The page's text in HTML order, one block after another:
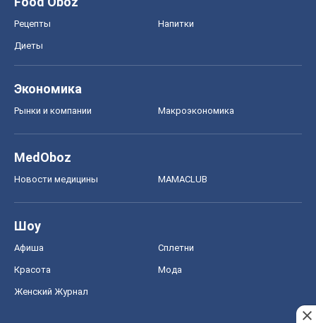
Рецепты Напитки
Диеты
Экономика
Рынки и компании Mакроэкономика
MedOboz
Новости медицины MAMACLUB
Шоу
Афиша Сплетни
Красота Мода
Женский Журнал